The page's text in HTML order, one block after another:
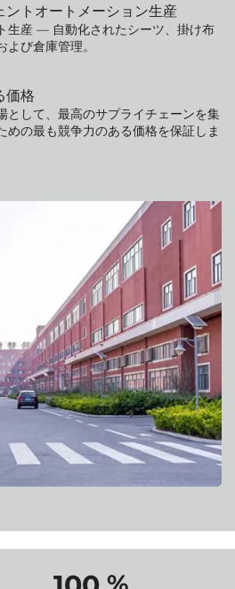
ントオートメーション生産
生産 ― 自動化されたシーツ、掛け布
よび倉庫管理。
価格
として、最高のサプライチェーンを集
めの最も競争力のある価格を保証しま